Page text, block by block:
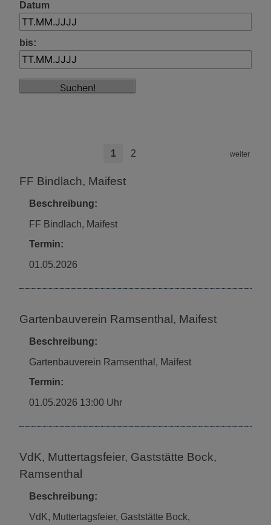
Datum
bis:
1 2 weiter
FF Bindlach, Maifest
Beschreibung:
FF Bindlach, Maifest
Termin:
01.05.2026
Gartenbauverein Ramsenthal, Maifest
Beschreibung:
Gartenbauverein Ramsenthal, Maifest
Termin:
01.05.2026 13:00 Uhr
VdK, Muttertagsfeier, Gaststätte Bock,
Ramsenthal
Beschreibung:
VdK, Muttertagsfeier, Gaststätte Bock,